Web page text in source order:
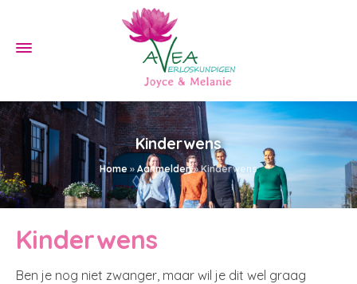
Kinderwens
Home» Aanmelden»Kinderwens
Kinderwens
Ben je nog niet zwanger, maar wil je dit wel graag